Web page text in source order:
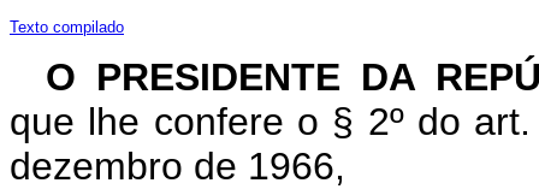
Texto compilado
O PRESIDENTE DA
que lhe confere o § 2º do
dezembro de 1966,